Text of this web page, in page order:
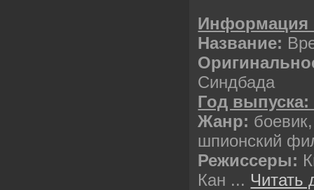
Название:
Синдбада
Год выпуска:
Жанр:
шпионский
Режиссеры:
Кан ... Читать